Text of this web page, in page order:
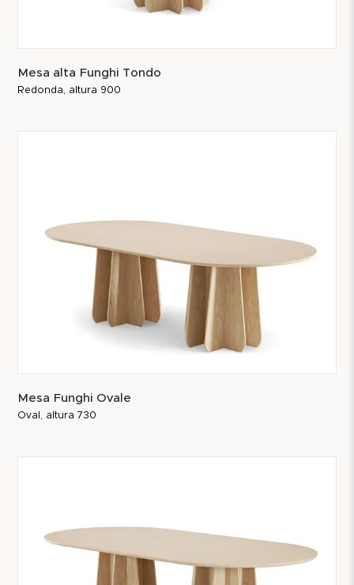
Mesa alta Funghi Tondo
Redonda, altura 900
Mesa Funghi Ovale
Oval, altura 730